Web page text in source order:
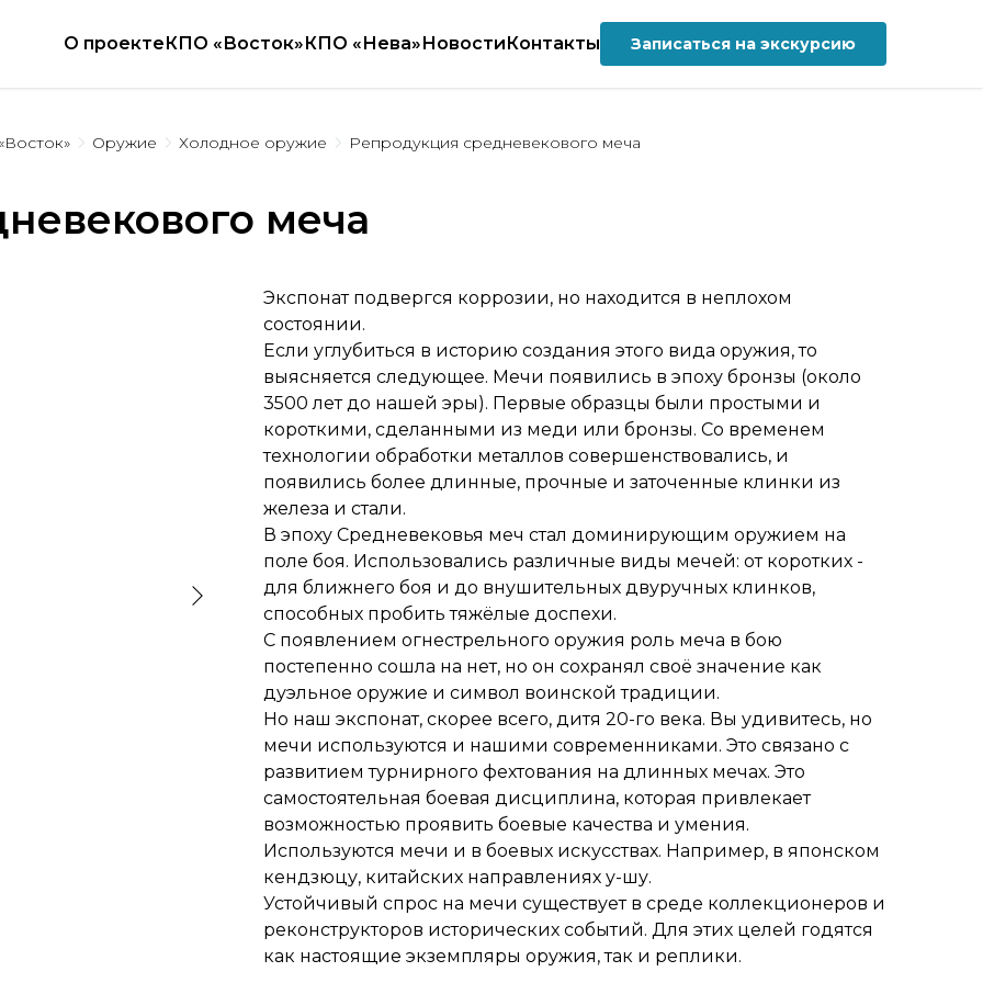
О проектеКПО «Восток»КПО «Нева»НовостиКонтакты Записаться на экскурсию
Оружие Холодное оружие Репродукция средневекового меча
меча
Экспонат подвергся коррозии, но находится в неплохом
состоянии.
Если углубиться в историю создания этого вида оружия, то
выясняется следующее. Мечи появились в эпоху бронзы (около
3500 лет до нашей эры). Первые образцы были простыми и
короткими, сделанными из меди или бронзы. Со временем
технологии обработки металлов совершенствовались, и
появились более длинные, прочные и заточенные клинки из
железа и стали.
В эпоху Средневековья меч стал доминирующим оружием на
поле боя. Использовались различные виды мечей: от коротких -
для ближнего боя и до внушительных двуручных клинков,
способных пробить тяжёлые доспехи.
С появлением огнестрельного оружия роль меча в бою
постепенно сошла на нет, но он сохранял своё значение как
дуэльное оружие и символ воинской традиции.
Но наш экспонат, скорее всего, дитя 20-го века. Вы удивитесь, но
мечи используются и нашими современниками. Это связано с
развитием турнирного фехтования на длинных мечах. Это
самостоятельная боевая дисциплина, которая привлекает
возможностью проявить боевые качества и умения.
Используются мечи и в боевых искусствах. Например, в японском
кендзюцу, китайских направлениях у-шу.
Устойчивый спрос на мечи существует в среде коллекционеров и
реконструкторов исторических событий. Для этих целей годятся
как настоящие экземпляры оружия, так и реплики.